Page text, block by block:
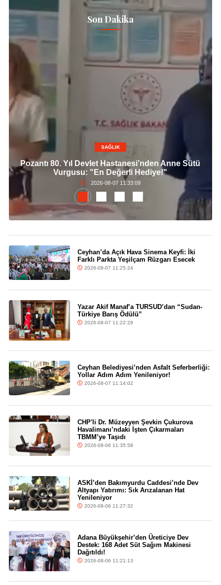
Son Dakika
SAĞLIK
Pozantı 80. Yıl Devlet Hastanesi’nden Anne Sütü
Vurgusu: "En Değerli Hediye!"
2026-08-07 11:33:09
Ceyhan’da Açık Hava Sinema Keyfi: İki
Farklı Parkta Yeşilçam Rüzgarı Esecek
2026-08-07 11:25:24
Yazar Akif Manaf’a TURSUD’dan “Sudan-
Türkiye Barış Ödülü”
2026-08-07 11:22:29
Ceyhan Belediyesi’nden Asfalt Seferberliği:
Yollar Adım Adım Yenileniyor!
2026-08-07 11:14:02
CHP'li Dr. Müzeyyen Şevkin Çukurova
Havalimanı’ndaki İşten Çıkarmaları
TBMM’ye Taşıdı
2026-08-06 11:35:58
ASKİ’den Bakımyurdu Caddesi’nde Dev
Altyapı Yatırımı: Sık Arızalanan Hat
Yenileniyor
2026-08-06 11:27:32
Adana Büyükşehir’den Üreticiye Dev
Destek: 168 Adet Süt Sağım Makinesi
Dağıtıldı!
2026-08-06 11:21:13